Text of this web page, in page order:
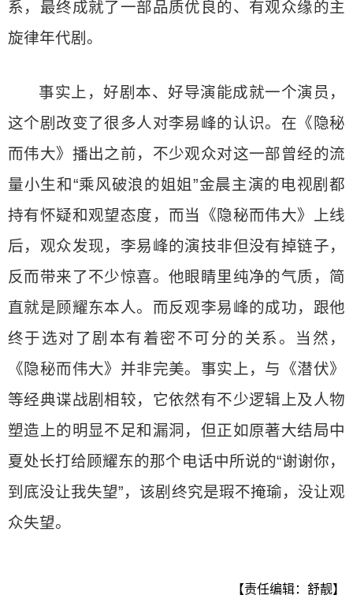
系，最终成就了一部品质优良的、有观众缘的主
旋律年代剧。
事实上，好剧本、好导演能成就一个演员，
这个剧改变了很多人对李易峰的认识。在《隐秘
而伟大》播出之前，不少观众对这一部曾经的流
量小生和“乘风破浪的姐姐”金晨主演的电视剧都
持有怀疑和观望态度，而当《隐秘而伟大》上线
后，观众发现，李易峰的演技非但没有掉链子，
反而带来了不少惊喜。他眼睛里纯净的气质，简
直就是顾耀东本人。而反观李易峰的成功，跟他
终于选对了剧本有着密不可分的关系。当然，
《隐秘而伟大》并非完美。事实上，与《潜伏》
等经典谍战剧相较，它依然有不少逻辑上及人物
塑造上的明显不足和漏洞，但正如原著大结局中
夏处长打给顾耀东的那个电话中所说的“谢谢你，
到底没让我失望”，该剧终究是瑕不掩瑜，没让观
众失望。
【责任编辑：舒靓】